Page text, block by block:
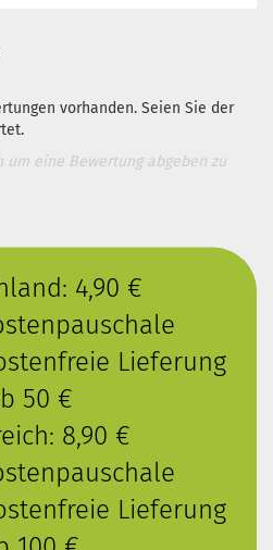
vorhanden. Seien Sie der
eine Bewertung abgeben zu
4,90 €
Lieferung
50 €
8,90 €
Lieferung